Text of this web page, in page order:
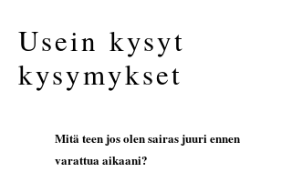
Usein kysyt
kysymykset
Mitä teen jos olen sairas juuri ennen
varattua aikaani?